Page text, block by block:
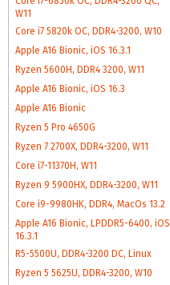
W11
Core i7 5820k OC, DDR4-3200, W10
Apple A16 Bionic, iOS 16.3.1
Ryzen 5600H, DDR4 3200, W11
Apple A16 Bionic, iOS 16.3
Apple A16 Bionic
Ryzen 5 Pro 4650G
Ryzen 7 2700X, DDR4-3200, W11
Core i7-11370H, W11
Ryzen 9 5900HX, DDR4-3200, W11
Core i9-9980HK, DDR4, MacOs 13.2
Apple A16 Bionic, LPDDR5-6400, iOS
16.3.1
R5-5500U, DDR4-3200 DC, Linux
Ryzen 5 5625U, DDR4-3200, W10